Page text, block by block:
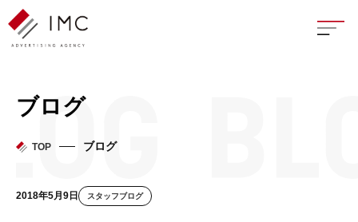
座談
ブログ
TOP ブログ
2018年5月9日 スタッフブログ